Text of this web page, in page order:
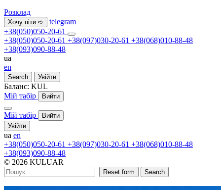
Розклад
Хочу піти ➪
telegram
+38(050)050-20-61
+38(050)050-20-61 +38(097)030-20-61 +38(068)010-88-48
+38(093)090-88-48
ua
en
Search Увійти
Баланс: KUL
Мій табір
Вийти
Мій табір
Вийти
Увійти
ua en
+38(050)050-20-61 +38(097)030-20-61 +38(068)010-88-48
+38(093)090-88-48
© 2026 KULUAR
Reset form Search